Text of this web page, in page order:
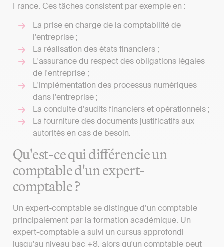
France. Ces tâches consistent par exemple en :
La prise en charge de la comptabilité de
l'entreprise ;
La réalisation des états financiers ;
L'assurance du respect des obligations légales
de l'entreprise ;
L'implémentation des processus numériques
dans l'entreprise ;
La conduite d'audits financiers et opérationnels ;
La fourniture des documents justificatifs aux
autorités en cas de besoin.
Qu'est-ce qui différencie un
comptable d'un expert-
comptable ?
Un expert-comptable se distingue d’un comptable
principalement par la formation académique. Un
expert-comptable a suivi un cursus approfondi
jusqu'au niveau bac +8, alors qu'un comptable peut